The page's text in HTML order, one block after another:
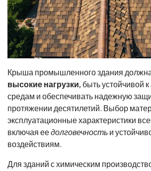
Крыша промышленного здания
высокие нагрузки, быть устойчивой
средам и обеспечивать надежную
протяжении десятилетий. Выбор
эксплуатационные характеристики
включая еедолговечность и
воздействиям.
Для зданий с химическим